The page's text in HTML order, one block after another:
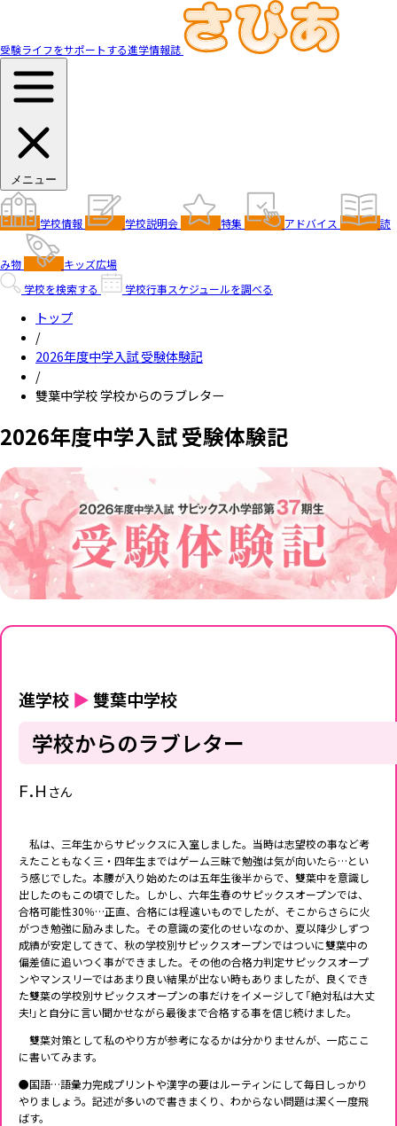
受験ライフをサポートする進学情報誌
メニュー
学校情報 学校説明会 特集 アドバイス 読
み物
キッズ広場
学校を検索する
学校行事スケジュールを調べる
トップ
/
2026年度中学入試 受験体験記
/
雙葉中学校 学校からのラブレター
2026年度中学入試 受験体験記
進学校 ▶雙葉中学校
学校からのラブレター
F.H さん
私は、三年生からサピックスに入室しました。当時は志望校の事など考
えたこともなく三・四年生まではゲーム三昧で勉強は気が向いたら…とい
う感じでした。本腰が入り始めたのは五年生後半からで、雙葉中を意識し
出したのもこの頃でした。しかし、六年生春のサピックスオープンでは、
合格可能性30％…正直、合格には程遠いものでしたが、そこからさらに火
がつき勉強に励みました。その意識の変化のせいなのか、夏以降少しずつ
成績が安定してきて、秋の学校別サピックスオープンではついに雙葉中の
偏差値に追いつく事ができました。その他の合格力判定サピックスオープ
ンやマンスリーではあまり良い結果が出ない時もありましたが、良くでき
た雙葉の学校別サピックスオープンの事だけをイメージして「絶対私は大丈
夫!」と自分に言い聞かせながら最後まで合格する事を信じ続けました。
雙葉対策として私のやり方が参考になるかは分かりませんが、一応ここ
に書いてみます。
●国語…語彙力完成プリントや漢字の要はルーティンにして毎日しっかり
やりましょう。記述が多いので書きまくり、わからない問題は潔く一度飛
ばす。